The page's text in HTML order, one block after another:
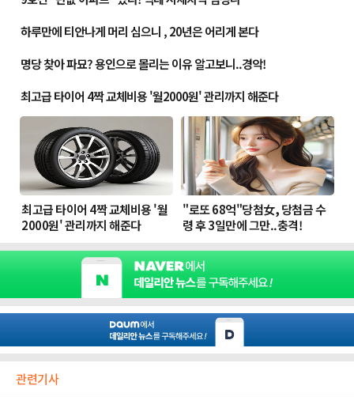
관련기사